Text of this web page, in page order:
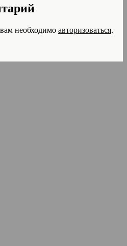
необходимо авторизоваться.